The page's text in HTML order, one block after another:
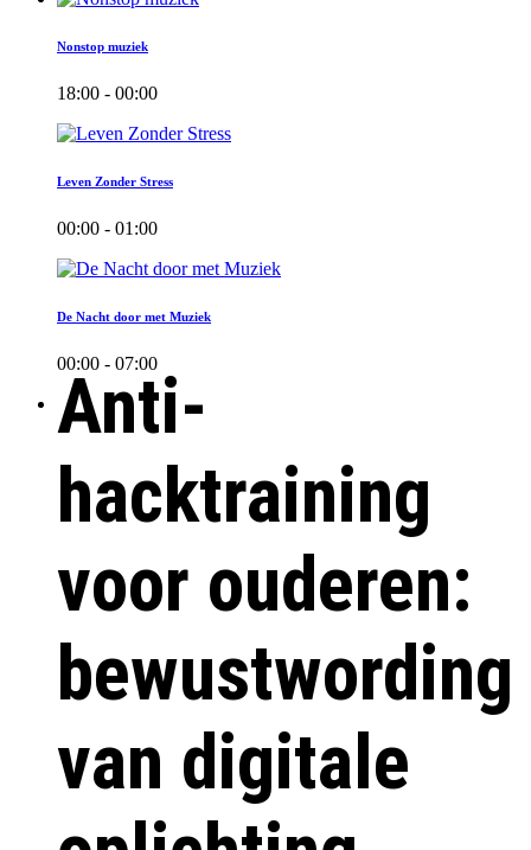
Nonstop muziek
18:00 - 00:00
Leven Zonder Stress
00:00 - 01:00
De Nacht door met Muziek
00:00 - 07:00
Anti-
hacktraining
voor ouderen:
bewustwording
van digitale